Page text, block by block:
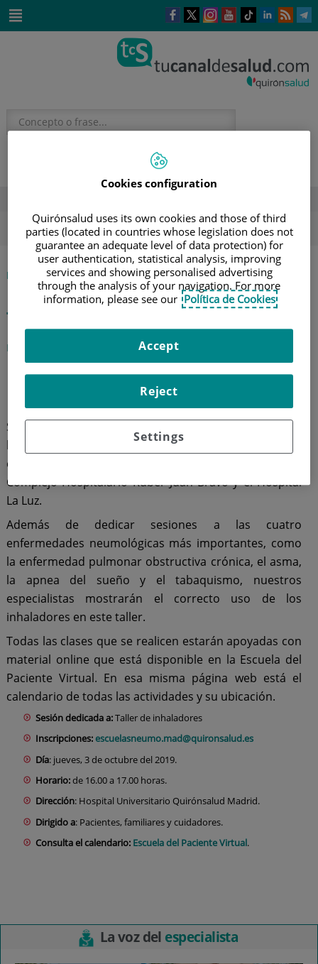
Este
enlace
se
ventana
nueva.
Este
enlace
se
una
ventana
nueva.
Este
enlace
se
una
ventana
nueva.
Este
enlace
se
una
ventana
nueva.
Enlace
una
Enlace
una
ola de calor verano sol
INICIO |AGENDA|TALLER DE INHALADORES
Taller de inhaladores
Hospital Universitario Quirónsalud Madrid
Se trata de una de las actividades que forma parte de
la Escuela de pacientes neumológicos organizada por
el Hospital Universitario Quirónsalud Madrid, el
Complejo Hospitalario Ruber Juan Bravo y el Hospital
La Luz.
Además de dedicar sesiones a las cuatro
enfermedades neumológicas más importantes, como
la enfermedad pulmonar obstructiva crónica, el asma,
la apnea del sueño y el tabaquismo, nuestros
especialistas mostrarán el correcto uso de los
inhaladores en este taller.
Todas las clases que se realicen estarán apoyadas con
material online que está disponible en la Escuela del
Paciente Virtual. En esa misma página web está el
calendario de todas las actividades y su ubicación.
Sesión dedicada a:Taller de inhaladores
Inscripciones:escuelasneumo.mad@quironsalud.es
Día: jueves, 3 de octubre del 2019.
Horario:de 16.00 a 17.00 horas.
Dirección: Hospital Universitario Quirónsalud Madrid.
Dirigido a: Pacientes, familiares y cuidadores.
Consulta el calendario: Escuela del Paciente Virtual.
La voz del especialista
Cookies configuration
Quirónsalud uses its own cookies and those of third
parties (located in countries whose legislation does not
guarantee an adequate level of data protection) for
user authentication, statistical analysis, improving
services and showing personalised advertising
through the analysis of your navigation. For more
information, please see our Política de Cookies
Settings
Reject
Accept